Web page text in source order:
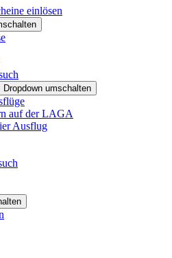
einlösen
Dropdown umschalten
auf der LAGA
Ausflug